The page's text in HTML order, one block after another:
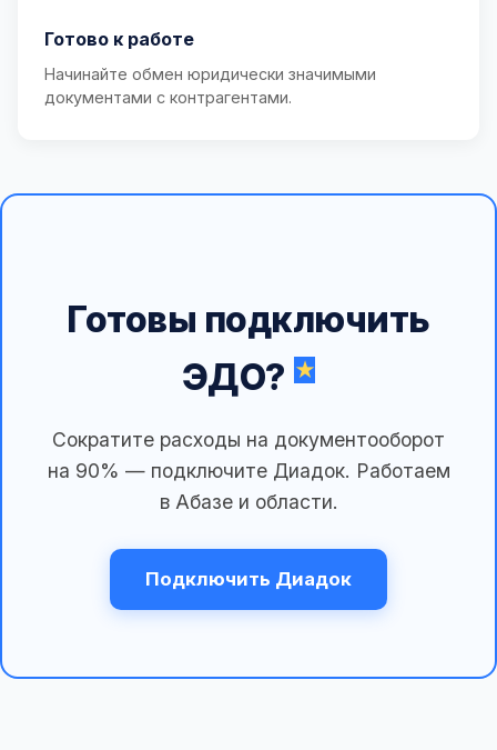
Готово к работе
Начинайте обмен юридически значимыми
документами с контрагентами.
Готовы подключить
ЭДО?
Сократите расходы на документооборот
на 90% — подключите Диадок. Работаем
в Абазе и области.
Подключить Диадок